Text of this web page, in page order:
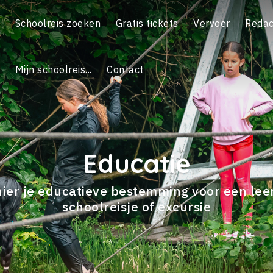
Schoolreis zoeken Gratis tickets Vervoer
Mijn schoolreis... Contact
Educatie
je educatieve bestemming voor een
schoolreisje of excursie